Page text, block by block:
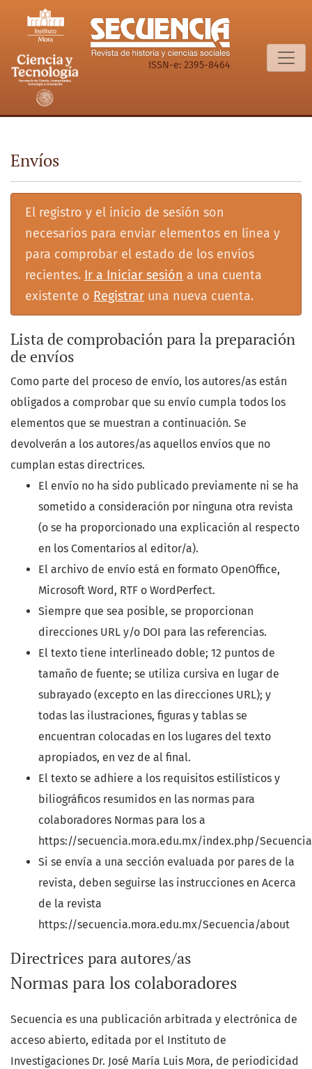
Envíos
ISSN-e: 2395-8464
Envíos
El registro y el inicio de sesión son
necesarios para enviar elementos en línea y
para comprobar el estado de los envíos
recientes. Ir a Iniciar sesión a una cuenta
existente o Registrar una nueva cuenta.
Lista de comprobación para la preparación
de envíos
Como parte del proceso de envío, los autores/as están
obligados a comprobar que su envío cumpla todos los
elementos que se muestran a continuación. Se
devolverán a los autores/as aquellos envíos que no
cumplan estas directrices.
El envío no ha sido publicado previamente ni se ha
sometido a consideración por ninguna otra revista
(o se ha proporcionado una explicación al respecto
en los Comentarios al editor/a).
El archivo de envío está en formato OpenOffice,
Microsoft Word, RTF o WordPerfect.
Siempre que sea posible, se proporcionan
direcciones URL y/o DOI para las referencias.
El texto tiene interlineado doble; 12 puntos de
tamaño de fuente; se utiliza cursiva en lugar de
subrayado (excepto en las direcciones URL); y
todas las ilustraciones, figuras y tablas se
encuentran colocadas en los lugares del texto
apropiados, en vez de al final.
El texto se adhiere a los requisitos estilísticos y
biliográficos resumidos en las normas para
colaboradores Normas para los a
https://secuencia.mora.edu.mx/index.php/
Si se envía a una sección evaluada por pares de la
revista, deben seguirse las instrucciones en Acerca
de la revista
https://secuencia.mora.edu.mx/Secuencia/about
Directrices para autores/as
Normas para los colaboradores
Secuencia es una publicación arbitrada y electrónica de
acceso abierto, editada por el Instituto de
Investigaciones Dr. José María Luis Mora, de periodicidad